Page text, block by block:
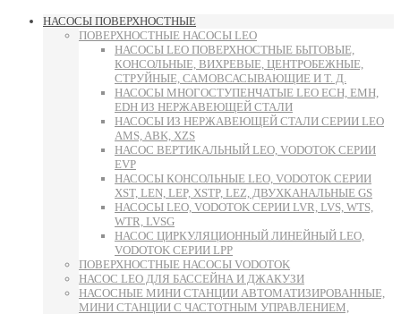
НАСОСЫ ПОВЕРХНОСТНЫЕ
ПОВЕРХНОСТНЫЕ НАСОСЫ LEO
НАСОСЫ LEO ПОВЕРХНОСТНЫЕ БЫТОВЫЕ,
КОНСОЛЬНЫЕ, ВИХРЕВЫЕ, ЦЕНТРОБЕЖНЫЕ,
СТРУЙНЫЕ, САМОВСАСЫВАЮЩИЕ И Т. Д.
НАСОСЫ МНОГОСТУПЕНЧАТЫЕ LEO ECH, EMH,
EDH ИЗ НЕРЖАВЕЮЩЕЙ СТАЛИ
НАСОСЫ ИЗ НЕРЖАВЕЮЩЕЙ СТАЛИ СЕРИИ LEO
AMS, ABK, XZS
НАСОС ВЕРТИКАЛЬНЫЙ LEO, VODOTOK СЕРИИ
EVP
НАСОСЫ КОНСОЛЬНЫЕ LEO, VODOTOK СЕРИИ
XST, LEN, LEP, XSTP, LEZ, ДВУХКАНАЛЬНЫЕ GS
НАСОСЫ LEO, VODOTOK СЕРИИ LVR, LVS, WTS,
WTR, LVSG
НАСОС ЦИРКУЛЯЦИОННЫЙ ЛИНЕЙНЫЙ LEO,
VODOTOK СЕРИИ LPP
ПОВЕРХНОСТНЫЕ НАСОСЫ VODOTOK
НАСОС LEO ДЛЯ БАССЕЙНА И ДЖАКУЗИ
НАСОСНЫЕ МИНИ СТАНЦИИ АВТОМАТИЗИРОВАННЫЕ,
МИНИ СТАНЦИИ С ЧАСТОТНЫМ УПРАВЛЕНИЕМ,